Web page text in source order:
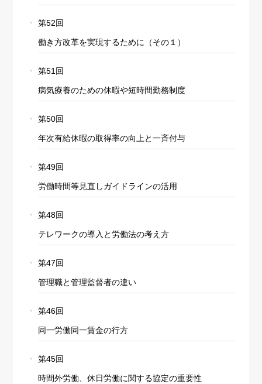
第52回
働き方改革を実現するために（その１）
第51回
病気療養のための休暇や短時間勤務制度
第50回
年次有給休暇の取得率の向上と一斉付与
第49回
労働時間等見直しガイドラインの活用
第48回
テレワークの導入と労働法の考え方
第47回
管理職と管理監督者の違い
第46回
同一労働同一賃金の行方
第45回
時間外労働、休日労働に関する協定の重要性
Cookie の確認と管理
プライバシー情報
プライバシー情報
お客様が当サイトを訪れると、ブラウザに情報が保存される、またはブラウ